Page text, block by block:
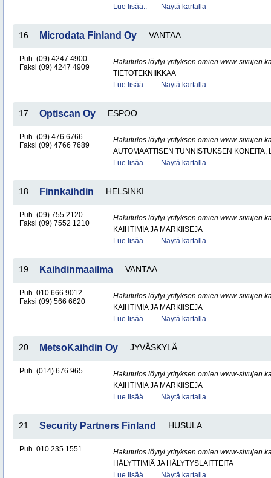
Lue lisää..
Näytä kartalla
16. Microdata Finland Oy VANTAA
Puh. (09) 4247 4900
Faksi (09) 4247 4909
Hakutulos löytyi yrityksen omien www-sivujen
TIETOTEKNIIKKAA
Lue lisää..
Näytä kartalla
17. Optiscan Oy ESPOO
Puh. (09) 476 6766
Faksi (09) 4766 7689
Hakutulos löytyi yrityksen omien www-sivujen
AUTOMAATTISEN TUNNISTUKSEN KONEITA,
Lue lisää..
Näytä kartalla
18. Finnkaihdin HELSINKI
Puh. (09) 755 2120
Faksi (09) 7552 1210
Hakutulos löytyi yrityksen omien www-sivujen
KAIHTIMIA JA MARKIISEJA
Lue lisää..
Näytä kartalla
19. Kaihdinmaailma VANTAA
Puh. 010 666 9012
Faksi (09) 566 6620
Hakutulos löytyi yrityksen omien www-sivujen
KAIHTIMIA JA MARKIISEJA
Lue lisää..
Näytä kartalla
20. MetsoKaihdin Oy JYVÄSKYLÄ
Puh. (014) 676 965
Hakutulos löytyi yrityksen omien www-sivujen
KAIHTIMIA JA MARKIISEJA
Lue lisää..
Näytä kartalla
21. Security Partners Finland HUSULA
Puh. 010 235 1551
Hakutulos löytyi yrityksen omien www-sivujen
HÄLYTTIMIÄ JA HÄLYTYSLAITTEITA
Lue lisää..
Näytä kartalla